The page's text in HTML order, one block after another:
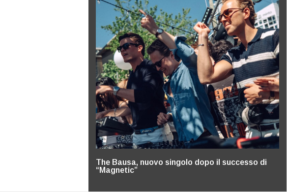
The Bausa, nuovo singolo dopo il successo di
“Magnetic”